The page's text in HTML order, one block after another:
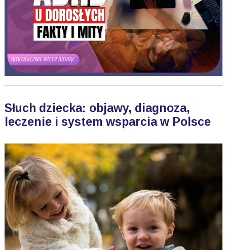
Słuch dziecka: objawy, diagnoza,
leczenie i system wsparcia w Polsce